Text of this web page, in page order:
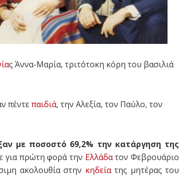
ς Άννα-Μαρία, τριτότοκη κόρη του βασιλιά
πέντεπαιδιά, την Αλεξία, τον Παύλο, τον
με ποσοστό 69,2% την κατάργηση της
για πρώτη φορά την Ελλάδατον Φεβρουάριο
ακολουθία στην κηδείατης μητέρας του